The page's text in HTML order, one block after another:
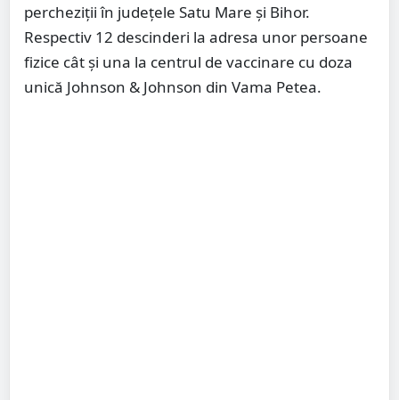
percheziții în județele Satu Mare și Bihor.
Respectiv 12 descinderi la adresa unor persoane
fizice cât și una la centrul de vaccinare cu doza
unică Johnson & Johnson din Vama Petea.